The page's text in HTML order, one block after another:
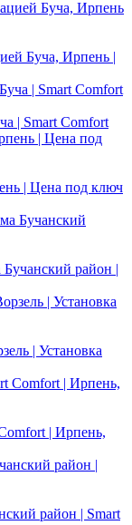
Буча, Ирпень |
| Smart Comfort
| Цена под ключ
район |
| Установка
| Ирпень,
район | Smart